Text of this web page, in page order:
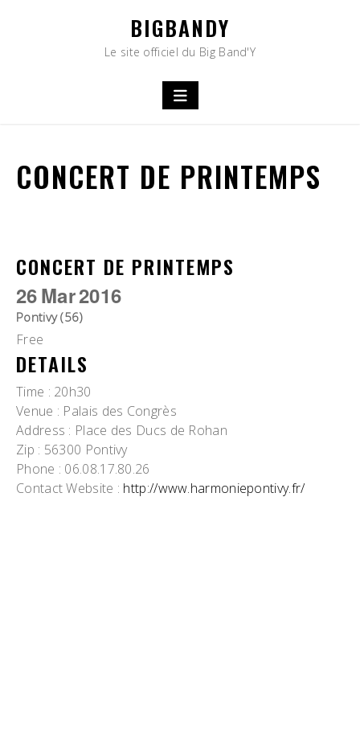
BIGBANDY
Le site officiel du Big Band'Y
CONCERT DE PRINTEMPS
CONCERT DE PRINTEMPS
26Mar2016
Pontivy (56)
Free
DETAILS
Time : 20h30
Venue : Palais des Congrès
Address : Place des Ducs de Rohan
Zip : 56300 Pontivy
Phone : 06.08.17.80.26
Contact Website : http://www.harmoniepontivy.fr/